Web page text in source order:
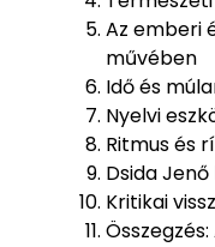
Az emberi
művében
Idő és
Nyelvi
Ritmus és
Dsida
Kritikai